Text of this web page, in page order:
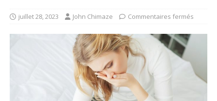
juillet 28, 2023 John Chimaze Commentaires fermés